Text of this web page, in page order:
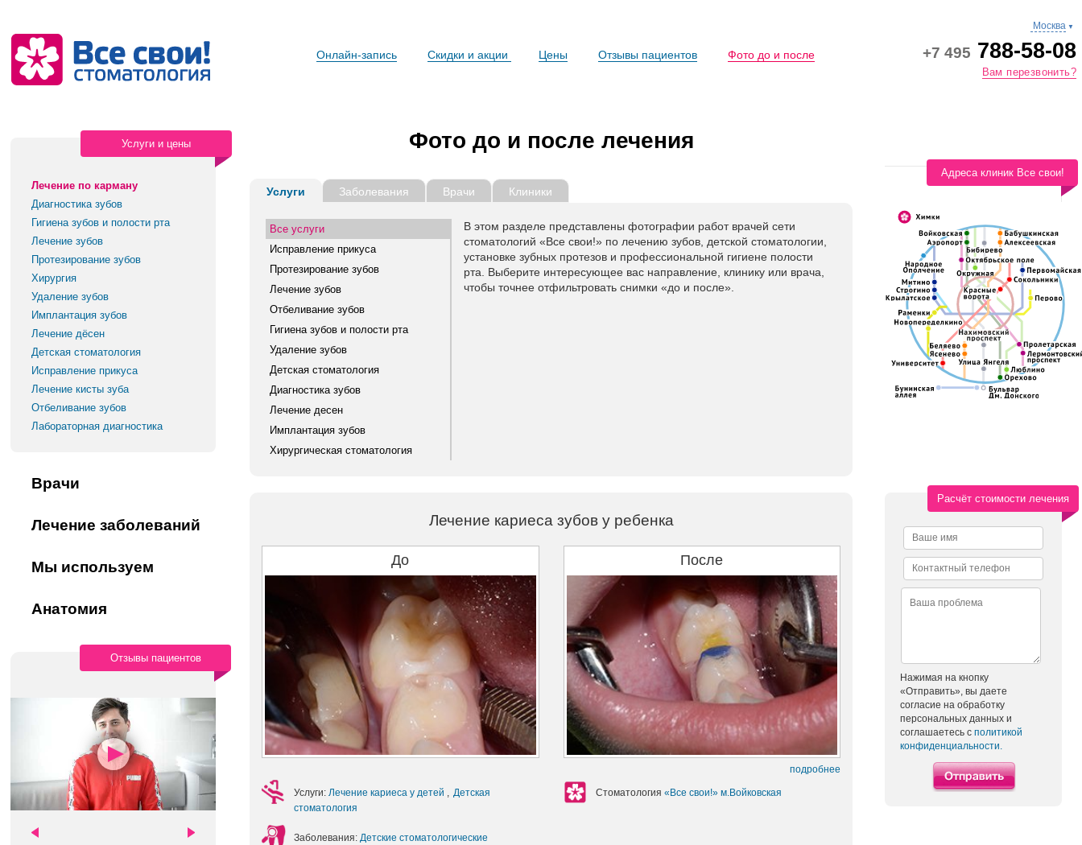
▼
Москва
+7 495 788-58-08
Вам перезвонить?
Онлайн-запись Скидки и акции Цены Отзывы пациентов Фото до и после
Услуги и цены
Лечение по карману
Диагностика зубов
Гигиена зубов и полости рта
Лечение зубов
Протезирование зубов
Хирургия
Удаление зубов
Имплантация зубов
Лечение дёсен
Детская стоматология
Исправление прикуса
Лечение кисты зуба
Отбеливание зубов
Лабораторная диагностика
Врачи
Лечение заболеваний
Мы используем
Анатомия
Отзывы пациентов
Адреса клиник Все свои!
Расчёт стоимости лечения
Нажимая на кнопку
«Отправить», вы даете
согласие на обработку
персональных данных и
соглашаетесь с политикой
конфиденциальности.
Фото до и после лечения
Услуги Заболевания Врачи Клиники
Все услуги
Исправление прикуса
Протезирование зубов
Лечение зубов
Отбеливание зубов
Гигиена зубов и полости рта
Удаление зубов
Детская стоматология
Диагностика зубов
Лечение десен
Имплантация зубов
Хирургическая стоматология
В этом разделе представлены фотографии работ врачей сети
стоматологий «Все свои!» по лечению зубов, детской стоматологии,
установке зубных протезов и профессиональной гигиене полости
рта. Выберите интересующее вас направление, клинику или врача,
чтобы точнее отфильтровать снимки «до и после».
Лечение кариеса зубов у ребенка
До После
подробнее
Услуги: Лечение кариеса у детей , Детская
стоматология
Заболевания: Детские стоматологические
Стоматология «Все свои!» м.Войковская